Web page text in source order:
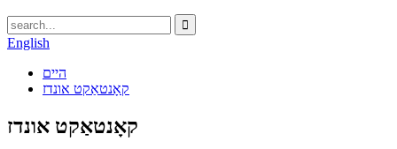
English
היים
קאָנטאַקט אונדז
קאָנטאַקט אונדז